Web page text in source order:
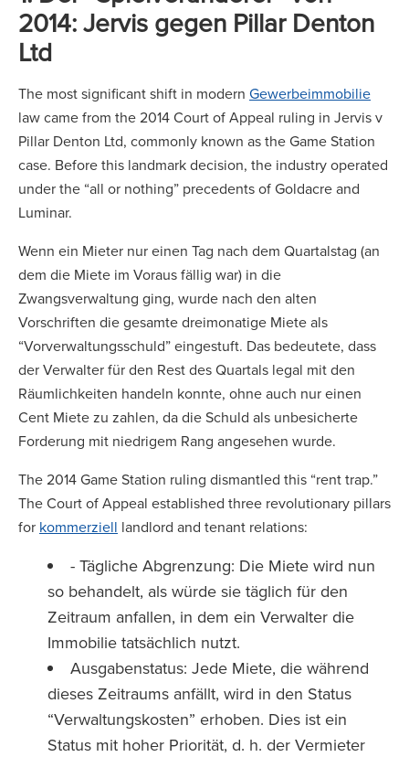
2014: Jervis gegen Pillar Denton
Ltd
The most significant shift in modern Gewerbeimmobilie
law came from the 2014 Court of Appeal ruling in Jervis v
Pillar Denton Ltd, commonly known as the Game Station
case. Before this landmark decision, the industry operated
under the “all or nothing” precedents of Goldacre and
Luminar.
Wenn ein Mieter nur einen Tag nach dem Quartalstag (an
dem die Miete im Voraus fällig war) in die
Zwangsverwaltung ging, wurde nach den alten
Vorschriften die gesamte dreimonatige Miete als
“Vorverwaltungsschuld” eingestuft. Das bedeutete, dass
der Verwalter für den Rest des Quartals legal mit den
Räumlichkeiten handeln konnte, ohne auch nur einen
Cent Miete zu zahlen, da die Schuld als unbesicherte
Forderung mit niedrigem Rang angesehen wurde.
The 2014 Game Station ruling dismantled this “rent trap.”
The Court of Appeal established three revolutionary pillars
for kommerziell landlord and tenant relations:
- Tägliche Abgrenzung: Die Miete wird nun
so behandelt, als würde sie täglich für den
Zeitraum anfallen, in dem ein Verwalter die
Immobilie tatsächlich nutzt.
Ausgabenstatus: Jede Miete, die während
dieses Zeitraums anfällt, wird in den Status
“Verwaltungskosten” erhoben. Dies ist ein
Status mit hoher Priorität, d. h. der Vermieter